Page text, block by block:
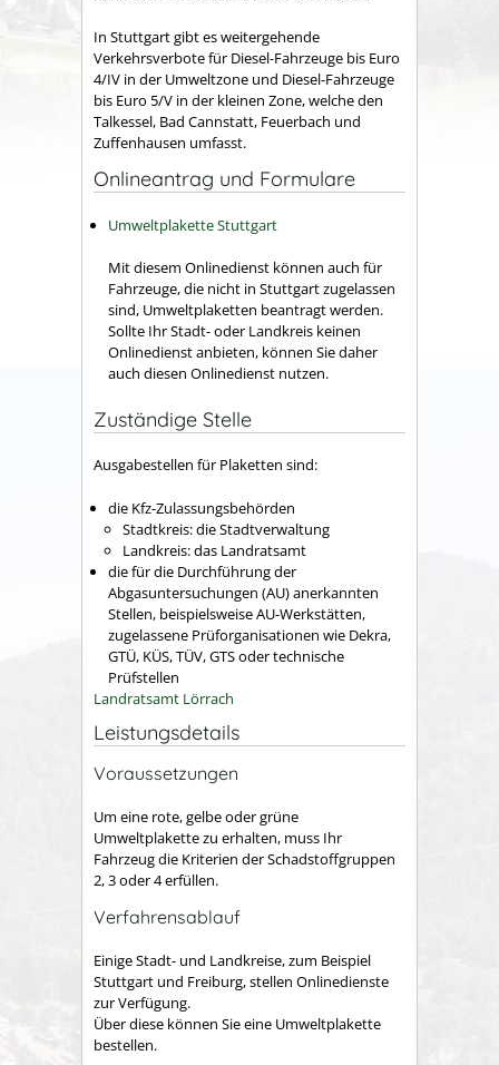
In Stuttgart gibt es weitergehende
Verkehrsverbote für Diesel-Fahrzeuge bis Euro
4/IV in der Umweltzone und Diesel-Fahrzeuge
bis Euro 5/V in der kleinen Zone, welche den
Talkessel, Bad Cannstatt, Feuerbach und
Zuffenhausen umfasst.
Onlineantrag und Formulare
Umweltplakette Stuttgart
Mit diesem Onlinedienst können auch für
Fahrzeuge, die nicht in Stuttgart zugelassen
sind, Umweltplaketten beantragt werden.
Sollte Ihr Stadt- oder Landkreis keinen
Onlinedienst anbieten, können Sie daher
auch diesen Onlinedienst nutzen.
Zuständige Stelle
Ausgabestellen für Plaketten sind:
die Kfz-Zulassungsbehörden
Stadtkreis: die Stadtverwaltung
Landkreis: das Landratsamt
die für die Durchführung der
Abgasuntersuchungen (AU) anerkannten
Stellen, beispielsweise AU-Werkstätten,
zugelassene Prüforganisationen wie Dekra,
GTÜ, KÜS, TÜV, GTS oder technische
Prüfstellen
Landratsamt Lörrach
Leistungsdetails
Voraussetzungen
Um eine rote, gelbe oder grüne
Umweltplakette zu erhalten, muss Ihr
Fahrzeug die Kriterien der Schadstoffgruppen
2, 3 oder 4 erfüllen.
Verfahrensablauf
Einige Stadt- und Landkreise, zum Beispiel
Stuttgart und Freiburg, stellen Onlinedienste
zur Verfügung.
Über diese können Sie eine Umweltplakette
bestellen.